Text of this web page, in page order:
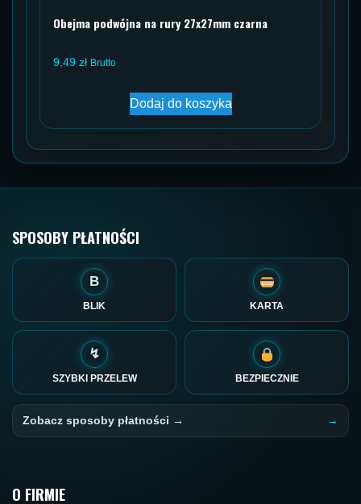
Obejma podwójna na rury 27x27mm czarna
9,49 zł Brutto
Dodaj do koszyka
SPOSOBY PŁATNOŚCI
B
BLIK KARTA
↯
SZYBKI PRZELEW BEZPIECZNIE
Zobacz sposoby płatności →
O FIRMIE